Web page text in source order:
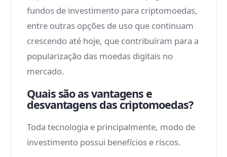
fundos de investimento para criptomoedas,
entre outras opções de uso que continuam
crescendo até hoje, que contribuíram para a
popularização das moedas digitais no
mercado.
Quais são as vantagens e
desvantagens das criptomoedas?
Toda tecnologia e principalmente, modo de
investimento possui benefícios e riscos.